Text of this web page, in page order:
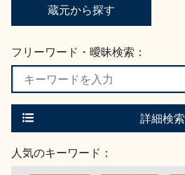
蔵元から探す
フリーワード・曖昧検索：
詳細検索
人気のキーワード：